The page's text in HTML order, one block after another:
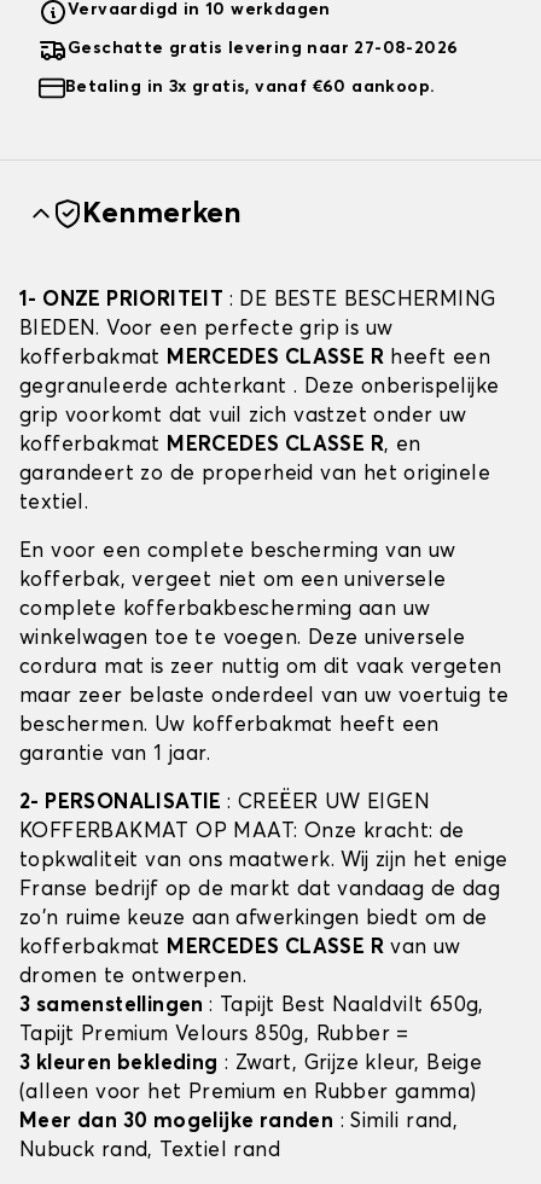
Vervaardigd in 10 werkdagen
Geschatte gratis levering naar 27-08-2026
Betaling in 3x gratis, vanaf €60 aankoop.
Kenmerken
1- ONZE PRIORITEIT : DE BESTE BESCHERMING
BIEDEN. Voor een perfecte grip is uw
kofferbakmat MERCEDES CLASSE R heeft een
gegranuleerde achterkant . Deze onberispelijke
grip voorkomt dat vuil zich vastzet onder uw
kofferbakmat MERCEDES CLASSE R, en
garandeert zo de properheid van het originele
textiel.
En voor een complete bescherming van uw
kofferbak, vergeet niet om een universele
complete kofferbakbescherming aan uw
winkelwagen toe te voegen. Deze universele
cordura mat is zeer nuttig om dit vaak vergeten
maar zeer belaste onderdeel van uw voertuig te
beschermen. Uw kofferbakmat heeft een
garantie van 1 jaar.
2- PERSONALISATIE: CREËER UW EIGEN
KOFFERBAKMAT OP MAAT: Onze kracht: de
topkwaliteit van ons maatwerk. Wij zijn het enige
Franse bedrijf op de markt dat vandaag de dag
zo'n ruime keuze aan afwerkingen biedt om de
kofferbakmat MERCEDES CLASSE R van uw
dromen te ontwerpen.
3 samenstellingen: Tapijt Best Naaldvilt 650g,
Tapijt Premium Velours 850g, Rubber =
3 kleuren bekleding : Zwart, Grijze kleur, Beige
(alleen voor het Premium en Rubber gamma)
Meer dan 30 mogelijke randen : Simili rand,
Nubuck rand, Textiel rand